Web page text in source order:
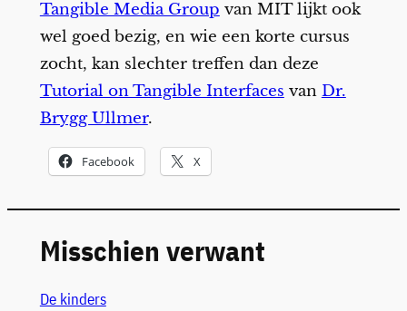
Tangible Media Group van MIT lijkt ook
wel goed bezig, en wie een korte cursus
zocht, kan slechter treffen dan deze
Tutorial on Tangible Interfaces van Dr.
Brygg Ullmer.
Facebook X
Misschien verwant
De kinders